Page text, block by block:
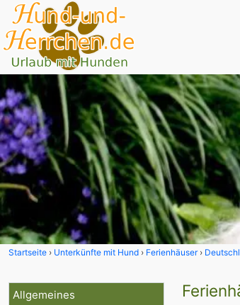
Startseite Unterkünfte mit Hund Ferienhäuser
Allgemeines